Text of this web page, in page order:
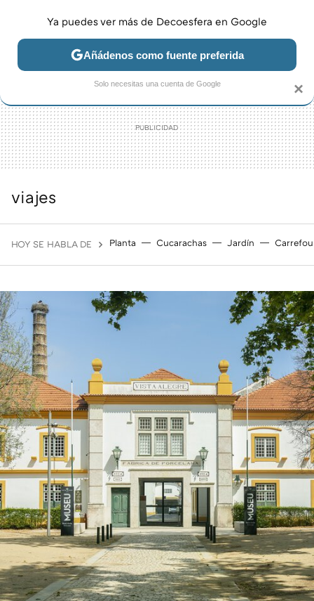
JARDÍN Y TERRAZA SALÓN DORMITORIO COCINA
viajes
HOY SE HABLA DE Planta Cucarachas Jardín
×
Ya puedes ver más de Decoesfera en Google
Añádenos como fuente preferida
Solo necesitas una cuenta de Google